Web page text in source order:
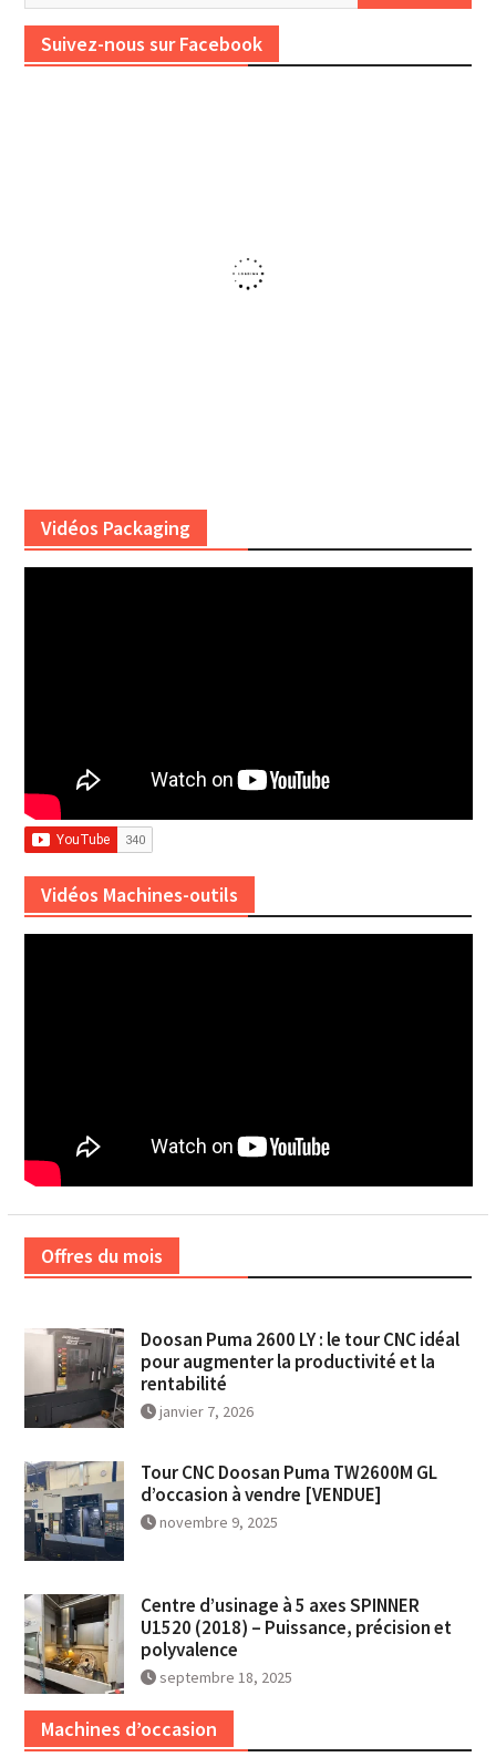
Suivez-nous sur Facebook
Vidéos Packaging
Vidéos Machines-outils
Offres du mois
Doosan Puma 2600 LY : le tour CNC idéal
pour augmenter la productivité et la
rentabilité
janvier 7, 2026
Tour CNC Doosan Puma TW2600M GL
d’occasion à vendre [VENDUE]
novembre 9, 2025
Centre d’usinage à 5 axes SPINNER
U1520 (2018) – Puissance, précision et
polyvalence
septembre 18, 2025
Machines d’occasion